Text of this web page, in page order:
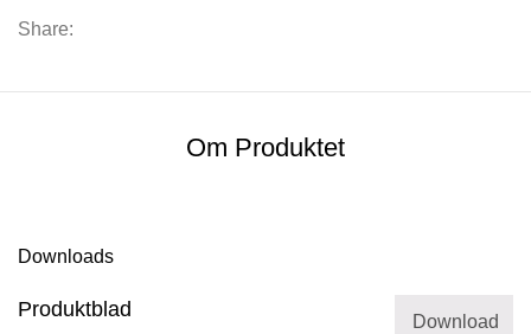
Share:
Om Produktet
Downloads
Produktblad
Download